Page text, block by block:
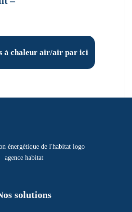
à chaleur air/air par ici
solutions